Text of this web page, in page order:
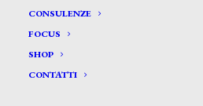
CONSULENZE
FOCUS
SHOP
CONTATTI
De Angelis
DE ANGELIS AGOSTINO